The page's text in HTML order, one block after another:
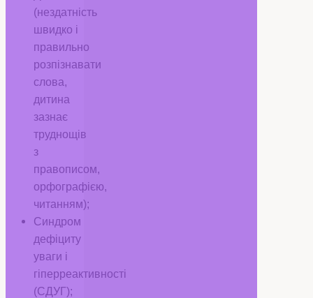
(нездатність
швидко і
правильно
розпізнавати
слова,
дитина
зазнає
труднощів
з
правописом,
орфографією,
читанням);
Синдром
дефіциту
уваги і
гіперреактивності
(СДУГ);